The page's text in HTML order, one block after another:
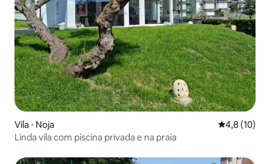
Vila ⋅ Noja 4,8 de uma
4,8 (10)
Linda vila com piscina privada e na praia